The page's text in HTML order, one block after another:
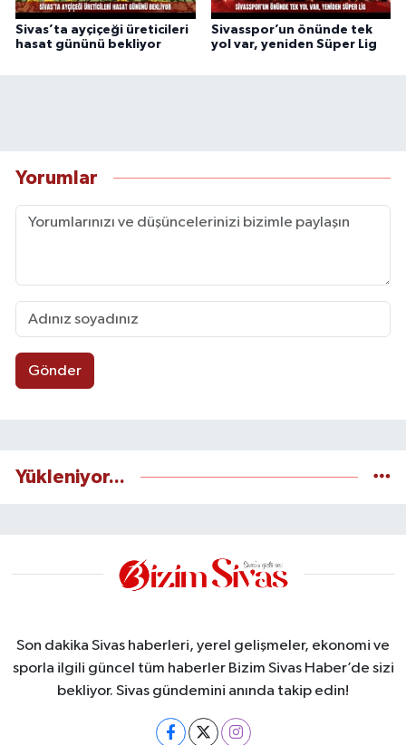
Sivas’ta ayçiçeği üreticileri
hasat gününü bekliyor
Sivasspor’un önünde tek
yol var, yeniden Süper Lig
Yorumlar
Gönder
Yükleniyor...
Son dakika Sivas haberleri, yerel gelişmeler, ekonomi ve
sporla ilgili güncel tüm haberler Bizim Sivas Haber’de sizi
bekliyor. Sivas gündemini anında takip edin!